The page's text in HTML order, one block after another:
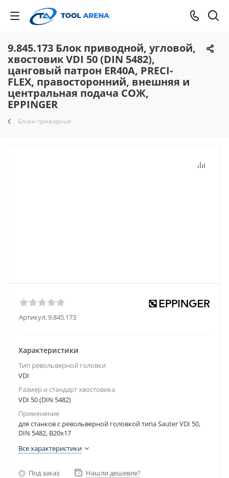
9.845.173 Блок приводной, угловой,
хвостовик VDI 50 (DIN 5482),
цанговый патрон ER40A, PRECI-
FLEX, правосторонний, внешняя и
центральная подача СОЖ,
EPPINGER
Блоки приводные
Артикул:9.845.173
Характеристики
Тип револьверной головки
VDI
Размер и стандарт хвостовика
VDI 50 (DIN 5482)
Применение
для станков с револьверной головкой типа Sauter VDI 50,
DIN 5482, B20x17
Все характеристики
Под заказ Нашли дешевле?